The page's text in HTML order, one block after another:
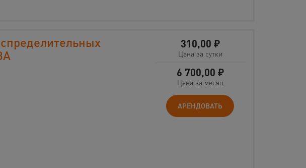
310,00 ₽
Цена за сутки
6 700,00 ₽
Цена за месяц
АРЕНДОВАТЬ